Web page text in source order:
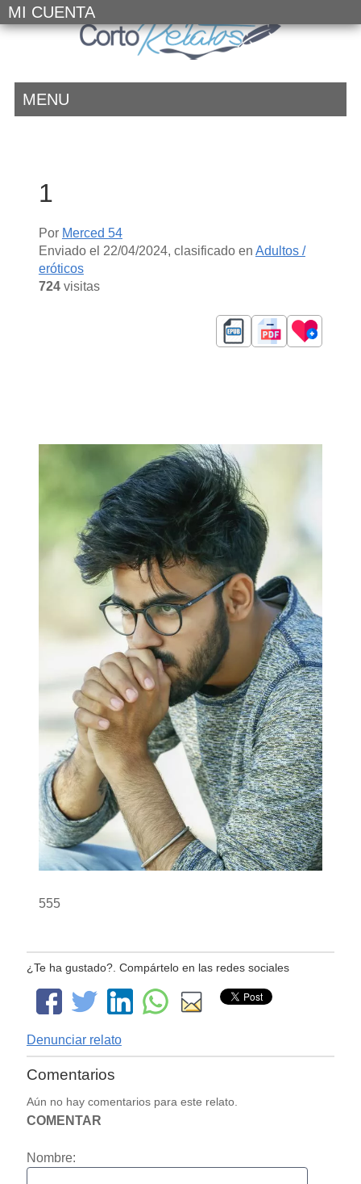
MI CUENTA
MENU
1
Por Merced 54
Enviado el 22/04/2024, clasificado en Adultos /
eróticos
724visitas
555
¿Te ha gustado?. Compártelo en las redes sociales
Denunciar relato
Comentarios
Aún no hay comentarios para este relato.
COMENTAR
Nombre: